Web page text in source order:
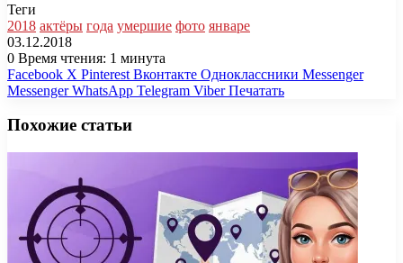
Теги
2018 актёры года умершие фото январе
03.12.2018
0 Время чтения: 1 минута
Facebook X Pinterest Вконтакте Одноклассники Messenger
Messenger WhatsApp Telegram Viber Печатать
Похожие статьи